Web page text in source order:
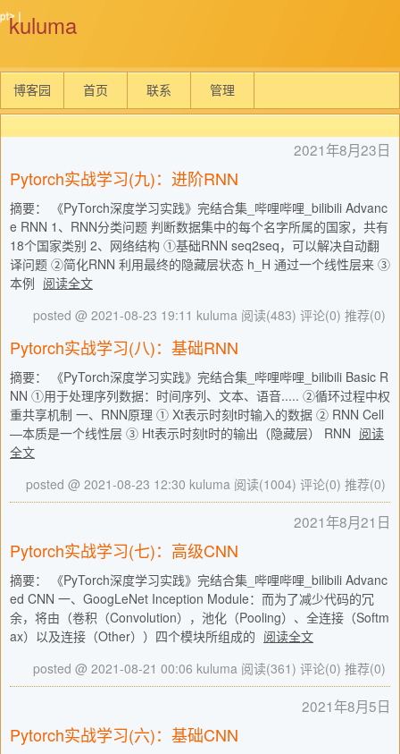
kuluma
博客园 首页 联系 管理
2021年8月23日
Pytorch实战学习(九)：进阶RNN
摘要： 《PyTorch深度学习实践》完结合集_哔哩哔哩_bilibili Advanc
e RNN 1、RNN分类问题 判断数据集中的每个名字所属的国家，共有
18个国家类别 2、网络结构 ①基础RNN seq2seq，可以解决自动翻
译问题 ②简化RNN 利用最终的隐藏层状态 h_H 通过一个线性层来 ③
本例 阅读全文
posted @ 2021-08-23 19:11 kuluma 阅读(483) 评论(0) 推荐(0)
Pytorch实战学习(八)：基础RNN
摘要： 《PyTorch深度学习实践》完结合集_哔哩哔哩_bilibili Basic R
NN ①用于处理序列数据：时间序列、文本、语音..... ②循环过程中权
重共享机制 一、RNN原理 ① Xt表示时刻t时输入的数据 ② RNN Cell
—本质是一个线性层 ③ Ht表示时刻t时的输出（隐藏层） RNN 阅读
全文
posted @ 2021-08-23 12:30 kuluma 阅读(1004) 评论(0) 推荐(0)
2021年8月21日
Pytorch实战学习(七)：高级CNN
摘要： 《PyTorch深度学习实践》完结合集_哔哩哔哩_bilibili Advanc
ed CNN 一、GoogLeNet Inception Module：而为了减少代码的冗
余，将由（卷积（Convolution），池化（Pooling）、全连接（Softm
ax）以及连接（Other））四个模块所组成的 阅读全文
posted @ 2021-08-21 00:06 kuluma 阅读(361) 评论(0) 推荐(0)
2021年8月5日
Pytorch实战学习(六)：基础CNN